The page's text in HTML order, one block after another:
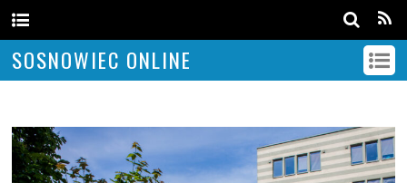
SOSNOWIEC ONLINE